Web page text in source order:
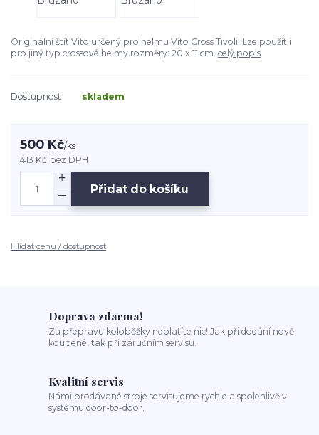
Originální štít Vito určený pro helmu Vito Cross Tivoli. Lze použít i
pro jiný typ crossové helmy.rozměry: 20 x 11 cm. celý popis
Dostupnost skladem
500 Kč/ks
413 Kč bez DPH
Přidat do košíku
Hlídat cenu / dostupnost
Doprava zdarma!
Za přepravu koloběžky neplatíte nic! Jak při dodání nově
koupené, tak při záručním servisu.
Kvalitní servis
Námi prodávané stroje servisujeme rychle a spolehlivě v
systému door-to-door.